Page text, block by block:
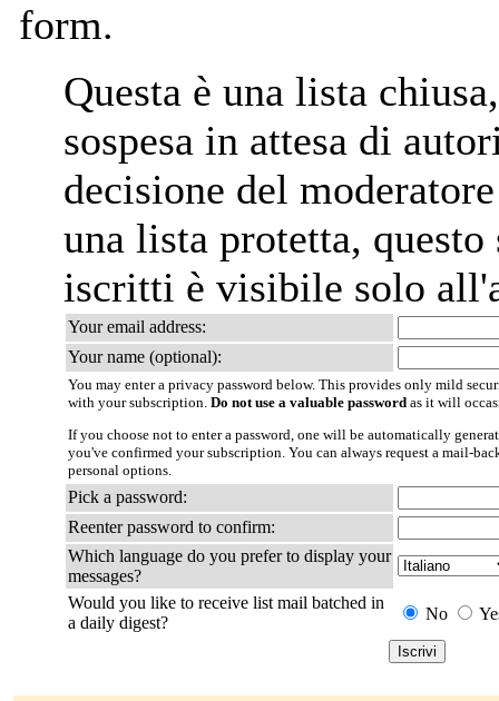
form.
Questa è una lista
sospesa in attesa di
decisione del
una lista protetta,
iscritti è visibile solo
Your email address:
Your name (optional):
You may enter a privacy password below. This provides only mild
with your subscription. Do not use a valuable password as it will
If you choose not to enter a password, one will be automatically
you've confirmed your subscription. You can always request a mail-
personal options.
Pick a password:
Reenter password to confirm:
Which language do you prefer to display your
messages?
Would you like to receive list mail batched in
a daily digest?
No